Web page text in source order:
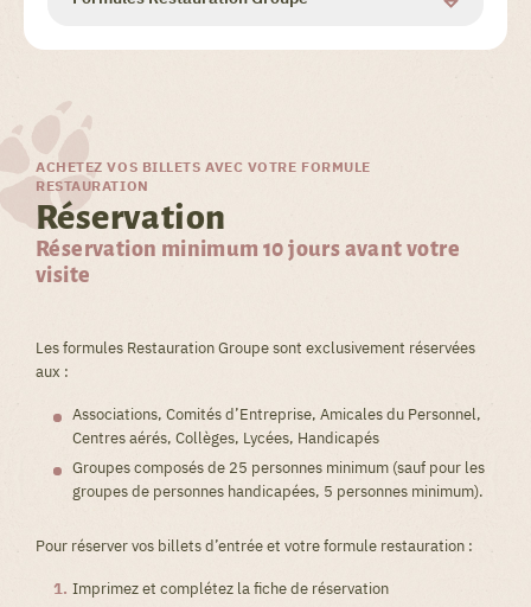
ACHETEZ VOS BILLETS AVEC VOTRE FORMULE
RESTAURATION
Réservation
Réservation minimum 10 jours avant votre
visite
Les formules Restauration Groupe sont exclusivement réservées
aux :
Associations, Comités d’Entreprise, Amicales du Personnel,
Centres aérés, Collèges, Lycées, Handicapés
Groupes composés de 25 personnes minimum (sauf pour les
groupes de personnes handicapées, 5 personnes minimum).
Pour réserver vos billets d’entrée et votre formule restauration :
Imprimez et complétez la fiche de réservation